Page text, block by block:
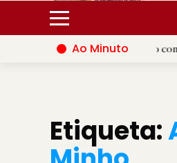
Ao Minuto
do Eixo Atlântico com mais de dois
Etiqueta: